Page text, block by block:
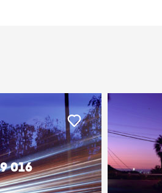
016
Liker